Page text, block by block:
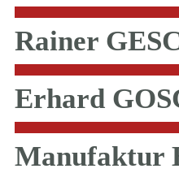
Rainer
Erhard
Manufaktur